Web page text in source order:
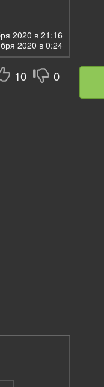
2020 в 21:16
2020 в 0:24
10 0